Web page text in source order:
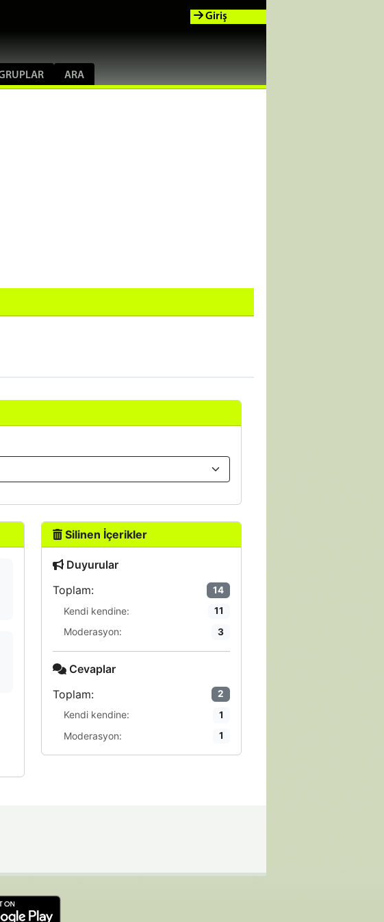
ARA
Giriş
Silinen İçerikler
Duyurular
Toplam:
14
Kendi kendine: 11
Moderasyon: 3
Cevaplar
Toplam:
2
Kendi kendine: 1
Moderasyon: 1